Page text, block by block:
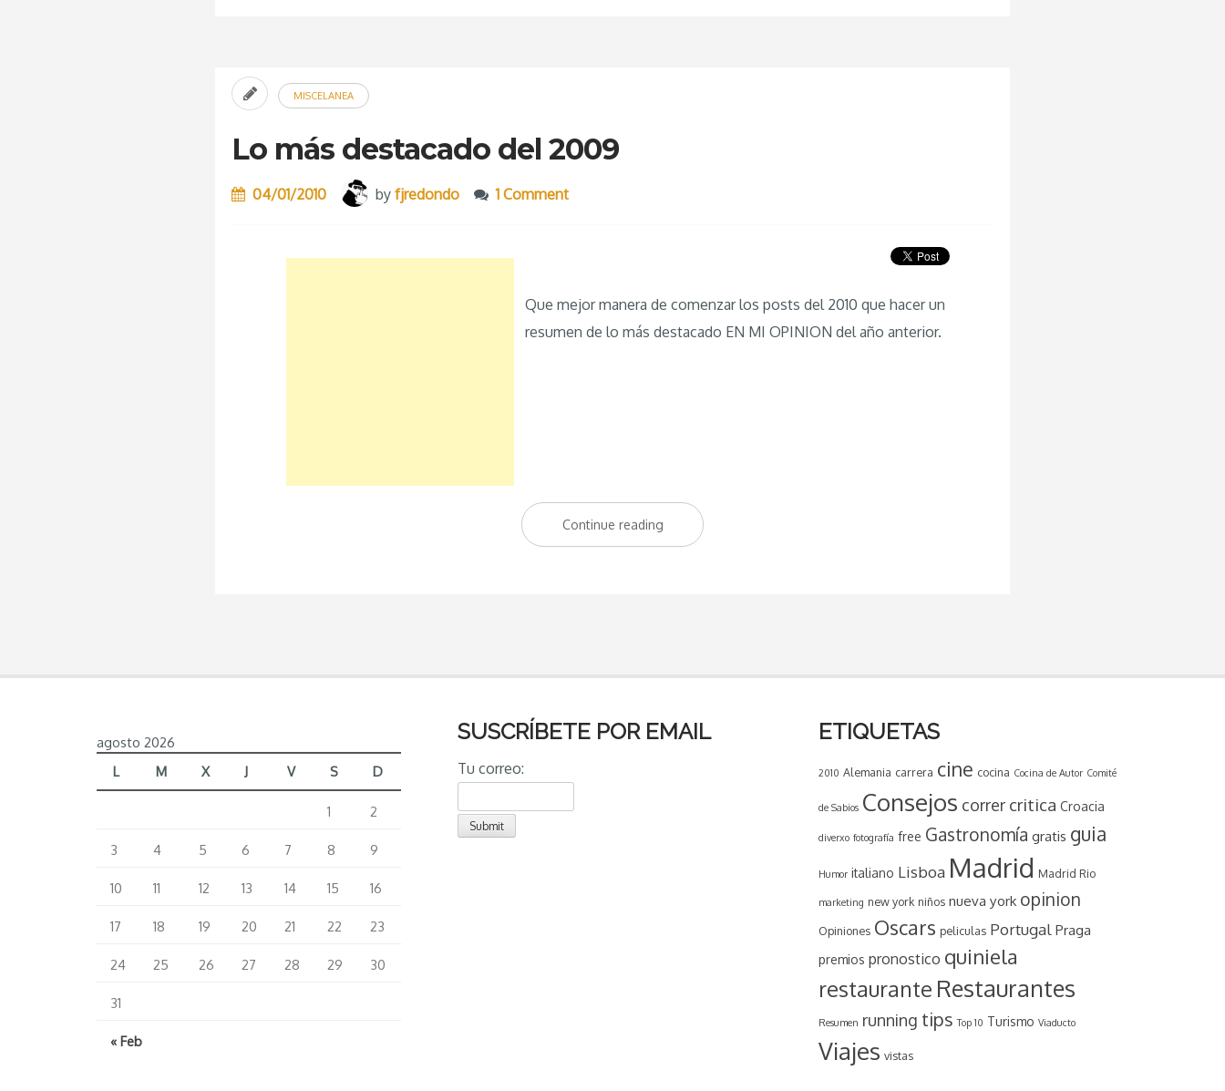
MISCELANEA
Lo más destacado del 2009
04/01/2010 by fjredondo 1 Comment
Que mejor manera de comenzar los posts del 2010 que hacer un
resumen de lo más destacado EN MI OPINION del año anterior.
Continue reading
más
agosto 2026
L
M X J V S D
« Feb
1 2
3 4 5 6 7 8 9
10 11 12 13 14 15 16
17 18 19 20 21 22 23
24 25 26 27 28 29 30
31
SUSCRÍBETE POR EMAIL
Tu correo:
ETIQUETAS
2010 Alemania carrera cine cocina Cocina de Autor Comité
de Sabios Consejos correr critica Croacia
diverxo fotografía free Gastronomía gratis guia
Humor italiano Lisboa Madrid Madrid Rio
marketing new york niños nueva york opinion
Opiniones Oscars peliculas Portugal Praga
premios pronostico quiniela
restaurante Restaurantes
Resumen running tips Top 10 Turismo Viaducto
Viajes vistas